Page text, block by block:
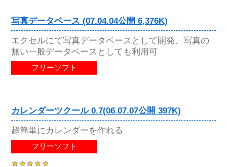
写真データベース (07.04.04公開 6,376K)
エクセルにて写真データベースとして開発、写真の
無い一般データベースとしても利用可
フリーソフト
カレンダーツクール 0.7(06.07.07公開 397K)
超簡単にカレンダーを作れる
フリーソフト